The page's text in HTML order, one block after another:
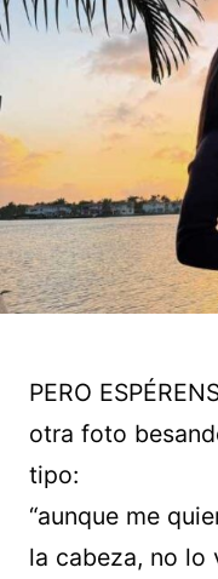
PERO
otra foto
tipo:
“aunque me
la cabeza, no lo